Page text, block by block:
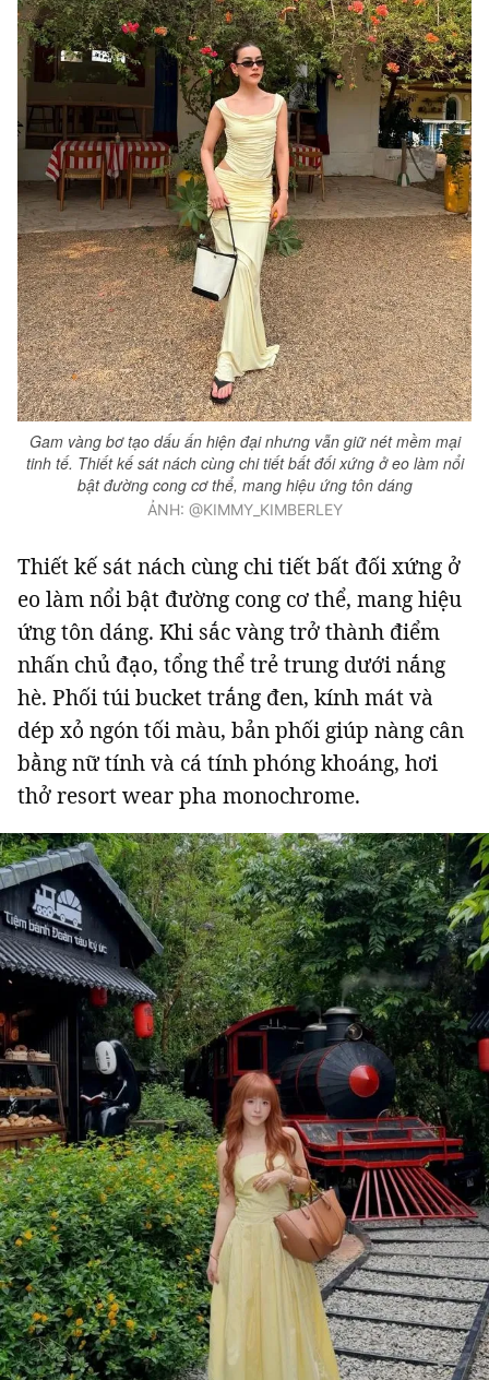
Gam vàng bơ tạo dấu ấn hiện đại nhưng vẫn giữ nét mềm mại
tinh tế. Thiết kế sát nách cùng chi tiết bất đối xứng ở eo làm nổi
bật đường cong cơ thể, mang hiệu ứng tôn dáng
ẢNH: @KIMMY_KIMBERLEY
Thiết kế sát nách cùng chi tiết bất đối xứng ở
eo làm nổi bật đường cong cơ thể, mang hiệu
ứng tôn dáng. Khi sắc vàng trở thành điểm
nhấn chủ đạo, tổng thể trẻ trung dưới nắng
hè. Phối túi bucket trắng đen, kính mát và
dép xỏ ngón tối màu, bản phối giúp nàng cân
bằng nữ tính và cá tính phóng khoáng, hơi
thở resort wear pha monochrome.